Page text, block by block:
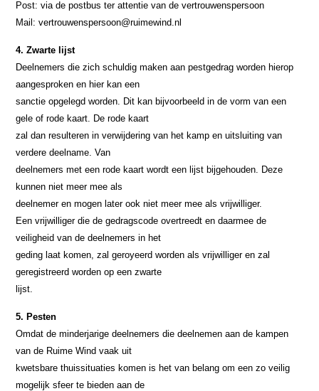
Post: via de postbus ter attentie van de vertrouwenspersoon
Mail: vertrouwenspersoon@ruimewind.nl
4. Zwarte lijst
Deelnemers die zich schuldig maken aan pestgedrag worden hierop
aangesproken en hier kan een
sanctie opgelegd worden. Dit kan bijvoorbeeld in de vorm van een
gele of rode kaart. De rode kaart
zal dan resulteren in verwijdering van het kamp en uitsluiting van
verdere deelname. Van
deelnemers met een rode kaart wordt een lijst bijgehouden. Deze
kunnen niet meer mee als
deelnemer en mogen later ook niet meer mee als vrijwilliger.
Een vrijwilliger die de gedragscode overtreedt en daarmee de
veiligheid van de deelnemers in het
geding laat komen, zal geroyeerd worden als vrijwilliger en zal
geregistreerd worden op een zwarte
lijst.
5. Pesten
Omdat de minderjarige deelnemers die deelnemen aan de kampen
van de Ruime Wind vaak uit
kwetsbare thuissituaties komen is het van belang om een zo veilig
mogelijk sfeer te bieden aan de